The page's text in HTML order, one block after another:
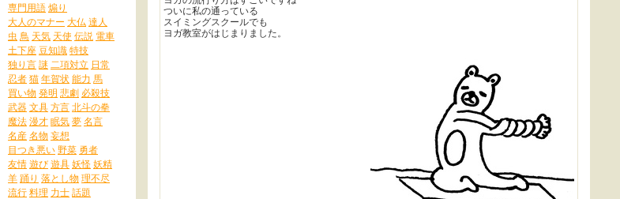
専門用語煽り
大人のマナー 大仏 達人
虫 鳥 天気 天使 伝説 電車
土下座 豆知識特技
独り言謎 二項対立 日常
忍者猫年賀状能力 馬
買い物 発明 悲劇 必殺技
武器文具方言北斗の拳
魔法漫才眠気夢名言
名産名物 妄想
目つき悪い野菜 勇者
友情遊び遊具妖怪妖精
羊踊り 落とし物 理不尽
流行料理 力士話題
ついに私の通っている
スイミングスクールでも
ヨガ教室がはじまりました。